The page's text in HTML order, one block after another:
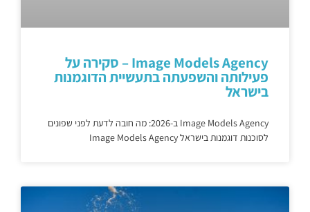
Image Models Agency – סקירה על
פעילותה והשפעתה בתעשיית הדוגמנות
בישראל
Image Models Agency ב-2026: מה חובה לדעת לפני שפונים
לסוכנות דוגמנות בישראל Image Models Agency